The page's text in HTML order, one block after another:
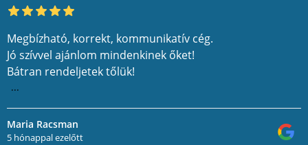
Megbízható, korrekt, kommunikatív cég.
Jó szívvel ajánlom mindenkinek őket!
Bátran rendeljetek tőlük!
...
Maria Racsman
5 hónappal ezelőtt